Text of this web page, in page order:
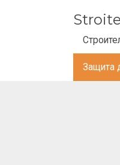
Защита